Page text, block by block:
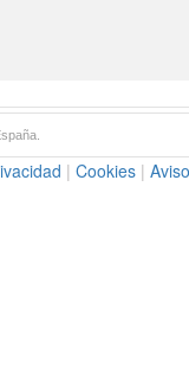
| Cookies |